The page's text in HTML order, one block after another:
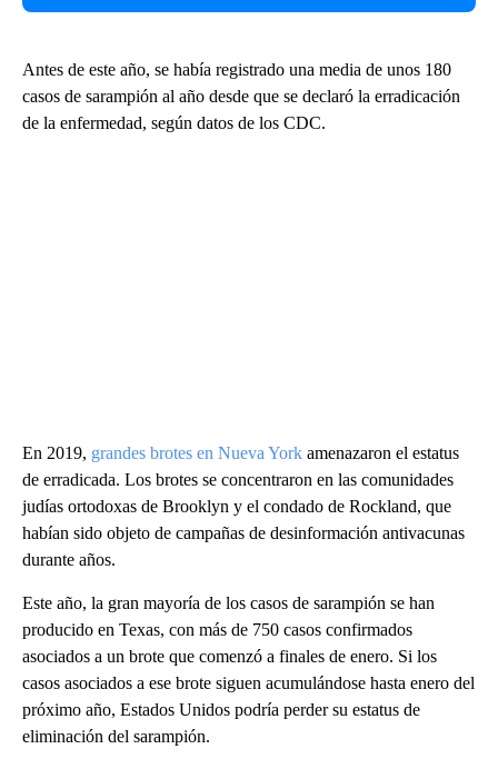
Antes de este año, se había registrado una media de unos 180
casos de sarampión al año desde que se declaró la erradicación
de la enfermedad, según datos de los CDC.
En 2019, grandes brotes en Nueva York amenazaron el estatus
de erradicada. Los brotes se concentraron en las comunidades
judías ortodoxas de Brooklyn y el condado de Rockland, que
habían sido objeto de campañas de desinformación antivacunas
durante años.
Este año, la gran mayoría de los casos de sarampión se han
producido en Texas, con más de 750 casos confirmados
asociados a un brote que comenzó a finales de enero. Si los
casos asociados a ese brote siguen acumulándose hasta enero del
próximo año, Estados Unidos podría perder su estatus de
eliminación del sarampión.